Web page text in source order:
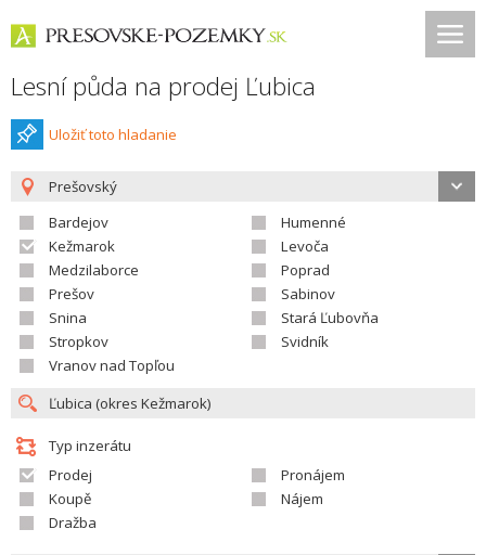
Lesní půda na prodej Ľubica
Uložiť toto hladanie
Prešovský
Bardejov
Humenné
Kežmarok
Levoča
Medzilaborce
Poprad
Prešov
Sabinov
Snina
Stará Ľubovňa
Stropkov
Svidník
Vranov nad Topľou
Typ inzerátu
Prodej
Pronájem
Koupě
Nájem
Dražba